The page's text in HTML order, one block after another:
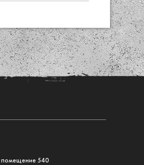
помещение 540